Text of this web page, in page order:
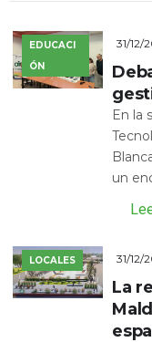
EDUCACI
ÓN
31/12/
En la
un
LOCALES 31/12/
La